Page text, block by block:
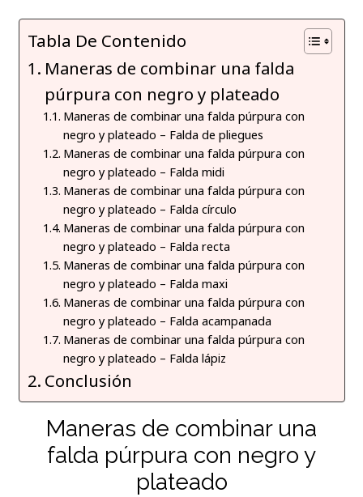
Tabla De Contenido
Maneras de combinar una falda
púrpura con negro y plateado
Maneras de combinar una falda púrpura con
negro y plateado – Falda de pliegues
Maneras de combinar una falda púrpura con
negro y plateado – Falda midi
Maneras de combinar una falda púrpura con
negro y plateado – Falda círculo
Maneras de combinar una falda púrpura con
negro y plateado – Falda recta
Maneras de combinar una falda púrpura con
negro y plateado – Falda maxi
Maneras de combinar una falda púrpura con
negro y plateado – Falda acampanada
Maneras de combinar una falda púrpura con
negro y plateado – Falda lápiz
Conclusión
Maneras de combinar una
falda púrpura con negro y
plateado